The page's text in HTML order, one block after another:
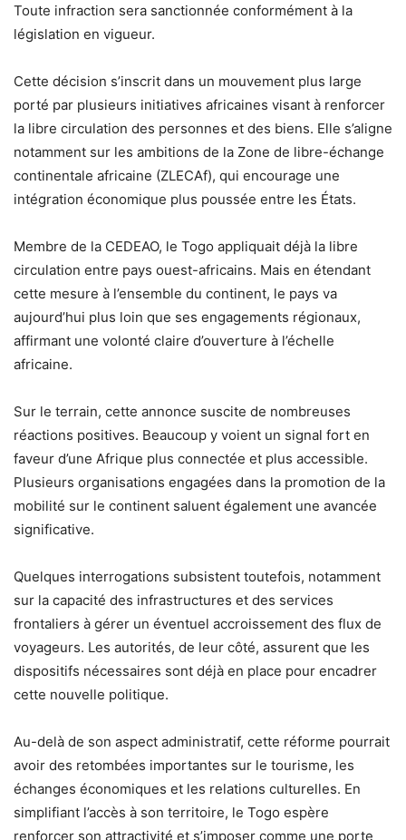
Toute infraction sera sanctionnée conformément à la
législation en vigueur.
Cette décision s’inscrit dans un mouvement plus large
porté par plusieurs initiatives africaines visant à renforcer
la libre circulation des personnes et des biens. Elle s’aligne
notamment sur les ambitions de la Zone de libre-échange
continentale africaine (ZLECAf), qui encourage une
intégration économique plus poussée entre les États.
Membre de la CEDEAO, le Togo appliquait déjà la libre
circulation entre pays ouest-africains. Mais en étendant
cette mesure à l’ensemble du continent, le pays va
aujourd’hui plus loin que ses engagements régionaux,
affirmant une volonté claire d’ouverture à l’échelle
africaine.
Sur le terrain, cette annonce suscite de nombreuses
réactions positives. Beaucoup y voient un signal fort en
faveur d’une Afrique plus connectée et plus accessible.
Plusieurs organisations engagées dans la promotion de la
mobilité sur le continent saluent également une avancée
significative.
Quelques interrogations subsistent toutefois, notamment
sur la capacité des infrastructures et des services
frontaliers à gérer un éventuel accroissement des flux de
voyageurs. Les autorités, de leur côté, assurent que les
dispositifs nécessaires sont déjà en place pour encadrer
cette nouvelle politique.
Au-delà de son aspect administratif, cette réforme pourrait
avoir des retombées importantes sur le tourisme, les
échanges économiques et les relations culturelles. En
simplifiant l’accès à son territoire, le Togo espère
renforcer son attractivité et s’imposer comme une porte